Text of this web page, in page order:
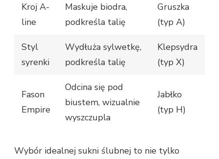
Kroj A-
line
Maskuje biodra,
podkreśla talię
Gruszka
(typ A)
Styl
syrenki
Wydłuża sylwetkę,
podkreśla talię
Klepsydra
(typ X)
Fason
Empire
Odcina się pod
biustem, wizualnie
wyszczupla
Jabłko
(typ H)
Wybór idealnej sukni ślubnej to nie tylko